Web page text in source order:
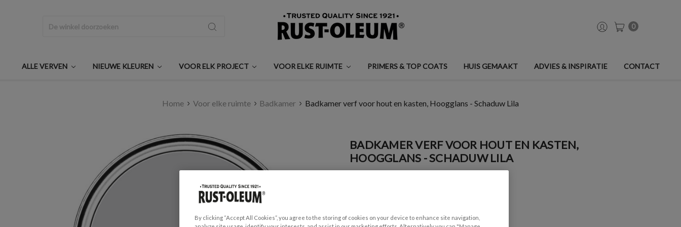
0
ALLE VERVEN NIEUWE KLEUREN VOOR ELK PROJECT VOOR ELKE RUIMTE PRIMERS & TOP COATS HUIS GEMAAKT ADVIES & INSPIRATIE CONTACT
Home Voor elke ruimte Badkamer Badkamer verf voor hout en kasten, Hoogglans - Schaduw Lila
BADKAMER VERF VOOR HOUT EN KASTEN,
HOOGGLANS - SCHADUW LILA
GESCHIKT VOOR:
By clicking “Accept All Cookies”, you agree to the storing of cookies on your device to enhance site navigation,